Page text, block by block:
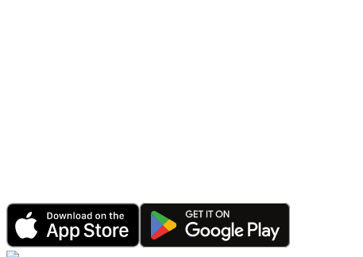
1 de jan. de 2026 •6 minutos de leitura